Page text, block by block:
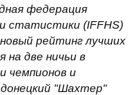
федерация
статистики (IFFHS)
рейтинг лучших
на две ничьи в
чемпионов и
"Шахтер"